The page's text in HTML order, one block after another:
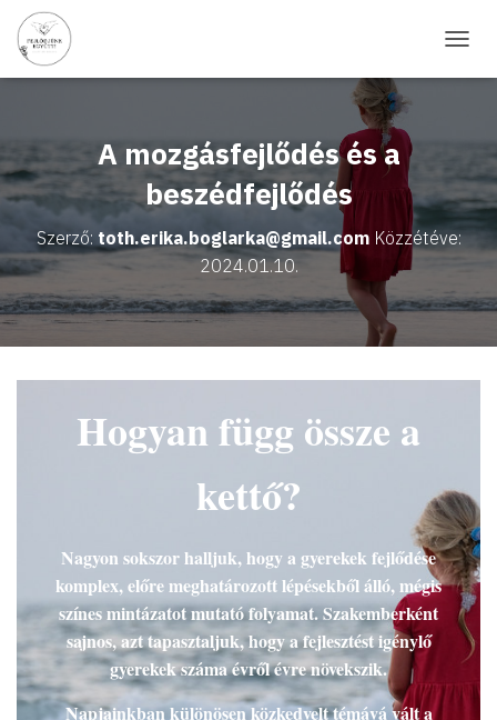
A
C
I
Ó
B
/
I
L
Á
S
A
A mozgásfejlődés és a
beszédfejlődés
Szerző: toth.erika.boglarka@gmail.comKözzétéve:
2024.01.10.
Hogyan függ össze a
kettő?
Nagyon sokszor halljuk, hogy a gyerekek fejlődése
komplex, előre meghatározott lépésekből álló, mégis
színes mintázatot mutató folyamat. Szakemberként
sajnos, azt tapasztaljuk, hogy a fejlesztést igénylő
gyerekek száma évről évre növekszik.
Napjainkban különösen közkedvelt témává vált a